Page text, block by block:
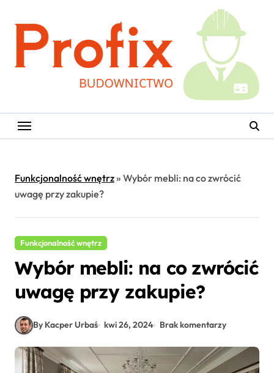
content
Funkcjonalność wnętrz» Wybór mebli: na co zwrócić
uwagę przy zakupie?
Funkcjonalność wnętrz
Wybór mebli: na co zwrócić
uwagę przy zakupie?
By Kacper Urbaś kwi 26, 2024 Brak komentarzy